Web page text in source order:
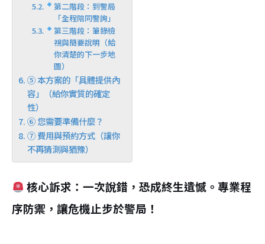
第二階段：到警局
「全程陪同警詢」
第三階段：筆錄檢
視與簡要說明（給
你清楚的下一步地
圖）
⑤ 本方案的「具體提供內
容」（給你實質的確定
性）
⑥ 您需要準備什麼？
⑦ 費用與預約方式（讓你
不再猜測與猶豫）
核心訴求：一次說錯，恐成終生遺憾。專業程
序防禦，讓危機止步於警局！